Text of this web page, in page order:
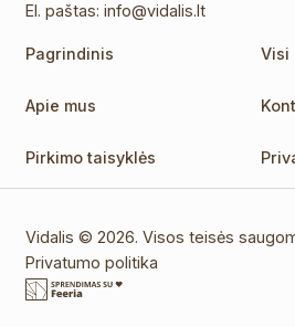
El. paštas:info@vidalis.lt
Pagrindinis Visi
Apie mus
Pirkimo taisyklės
Vidalis © 2026. Visos teisės
Privatumo politika